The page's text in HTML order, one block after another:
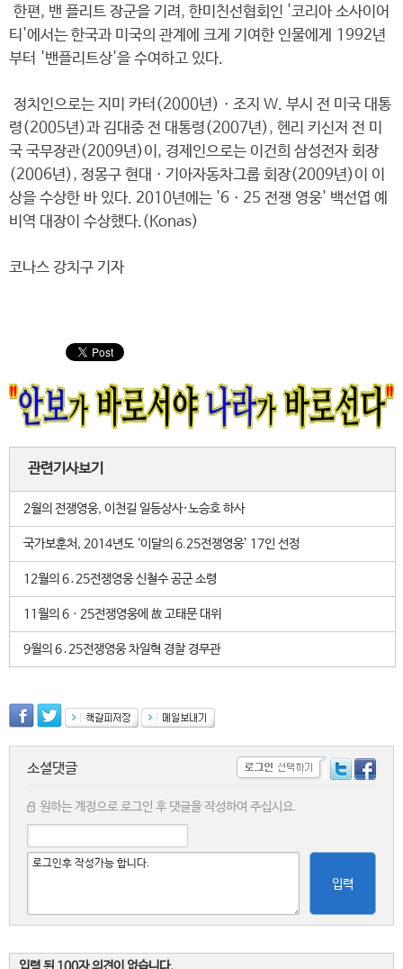
한편, 밴 플리트 장군을 기려, 한미친선협회인 '코리아 소사이어
티'에서는 한국과 미국의 관계에 크게 기여한 인물에게 1992년
부터 '밴플리트상'을 수여하고 있다.
정치인으로는 지미 카터(2000년)ㆍ조지 W. 부시 전 미국 대통
령(2005년)과 김대중 전 대통령(2007년), 헨리 키신저 전 미
국 국무장관(2009년)이, 경제인으로는 이건희 삼성전자 회장
(2006년), 정몽구 현대ㆍ기아자동차그룹 회장(2009년)이 이
상을 수상한 바 있다. 2010년에는 '6ㆍ25 전쟁 영웅' 백선엽 예
비역 대장이 수상했다.(Konas)
코나스 강치구 기자
관련기사보기
2월의 전쟁영웅, 이천길 일등상사·노승호 하사
국가보훈처, 2014년도 ‘이달의 6.25전쟁영웅’ 17인 선정
12월의 6․25전쟁영웅 신철수 공군 소령
11월의 6ㆍ25전쟁영웅에 故 고태문 대위
9월의 6․25전쟁영웅 차일혁 경찰 경무관
소셜댓글
원하는 계정으로 로그인 후 댓글을 작성하여 주십시요.
입력